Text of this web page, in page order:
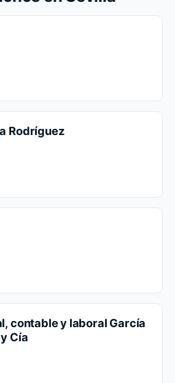
Rodríguez
contable y laboral García
Cía